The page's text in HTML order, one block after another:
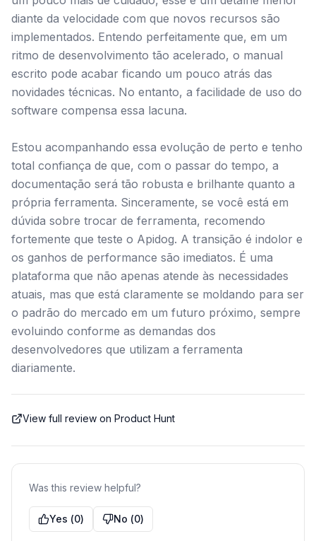
diante da velocidade com que novos recursos são
implementados. Entendo perfeitamente que, em um
ritmo de desenvolvimento tão acelerado, o manual
escrito pode acabar ficando um pouco atrás das
novidades técnicas. No entanto, a facilidade de uso do
software compensa essa lacuna.
Estou acompanhando essa evolução de perto e tenho
total confiança de que, com o passar do tempo, a
documentação será tão robusta e brilhante quanto a
própria ferramenta. Sinceramente, se você está em
dúvida sobre trocar de ferramenta, recomendo
fortemente que teste o Apidog. A transição é indolor e
os ganhos de performance são imediatos. É uma
plataforma que não apenas atende às necessidades
atuais, mas que está claramente se moldando para ser
o padrão do mercado em um futuro próximo, sempre
evoluindo conforme as demandas dos
desenvolvedores que utilizam a ferramenta
diariamente.
View full review on Product Hunt
Was this review helpful?
Yes (0) No (0)